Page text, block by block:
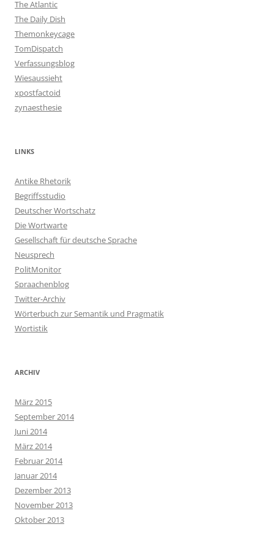
The Atlantic
The Daily Dish
Themonkeycage
TomDispatch
Verfassungsblog
Wiesaussieht
xpostfactoid
zynaesthesie
LINKS
Antike Rhetorik
Begriffsstudio
Deutscher Wortschatz
Die Wortwarte
Gesellschaft für deutsche Sprache
Neusprech
PolitMonitor
Spraachenblog
Twitter-Archiv
Wörterbuch zur Semantik und Pragmatik
Wortistik
ARCHIV
März 2015
September 2014
Juni 2014
März 2014
Februar 2014
Januar 2014
Dezember 2013
November 2013
Oktober 2013